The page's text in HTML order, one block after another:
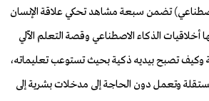
تضمن سبعة مشاهد تحكي علاقة الإنسان
أخلاقيات الذكاء الاصطناعي وقصة التعلم الآلي
وكيف تصبح بيديه ذكية بحيث تستوعب تعليماته،
وتعمل دون الحاجة إلى مدخلات بشرية إلى